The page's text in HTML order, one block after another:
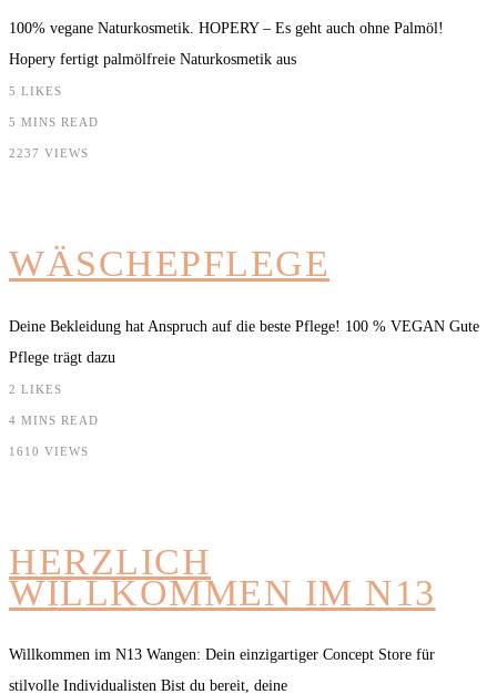
100% vegane Naturkosmetik. HOPERY – Es geht auch ohne Palmöl!
Hopery fertigt palmölfreie Naturkosmetik aus
5 LIKES
5 MINS READ
2237 VIEWS
WÄSCHEPFLEGE
Deine Bekleidung hat Anspruch auf die beste Pflege! 100 % VEGAN Gute
Pflege trägt dazu
2 LIKES
4 MINS READ
1610 VIEWS
HERZLICH
WILLKOMMEN IM N13
Willkommen im N13 Wangen: Dein einzigartiger Concept Store für
stilvolle Individualisten Bist du bereit, deine